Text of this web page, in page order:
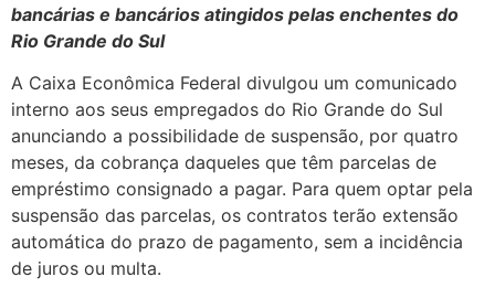
bancárias e bancários atingidos pelas enchentes do
Rio Grande do Sul
A Caixa Econômica Federal divulgou um comunicado
interno aos seus empregados do Rio Grande do Sul
anunciando a possibilidade de suspensão, por quatro
meses, da cobrança daqueles que têm parcelas de
empréstimo consignado a pagar. Para quem optar pela
suspensão das parcelas, os contratos terão extensão
automática do prazo de pagamento, sem a incidência
de juros ou multa.